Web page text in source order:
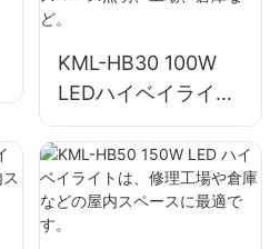
KML-HB30 100W
LEDハイベイライト
サプライヤー、屋内
スペース照明、工
場、倉庫など。